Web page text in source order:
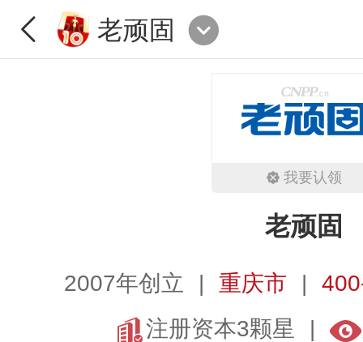
老顽固
我要认领
老顽固
2007年创立 重庆市
注册资本3颗星